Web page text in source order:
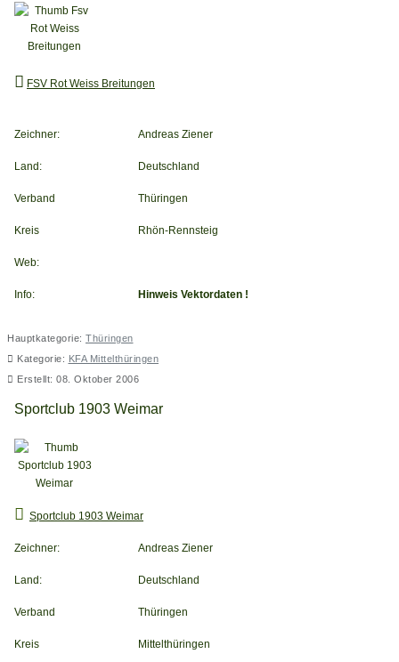
FSV Rot Weiss Breitungen
Zeichner: Andreas Ziener
Land: Deutschland
Verband Thüringen
Kreis Rhön-Rennsteig
Web:
Info: Hinweis Vektordaten !
Hauptkategorie: Thüringen
Kategorie: KFA Mittelthüringen
Erstellt: 08. Oktober 2006
Sportclub 1903 Weimar
Sportclub 1903 Weimar
Zeichner: Andreas Ziener
Land: Deutschland
Verband Thüringen
Kreis Mittelthüringen